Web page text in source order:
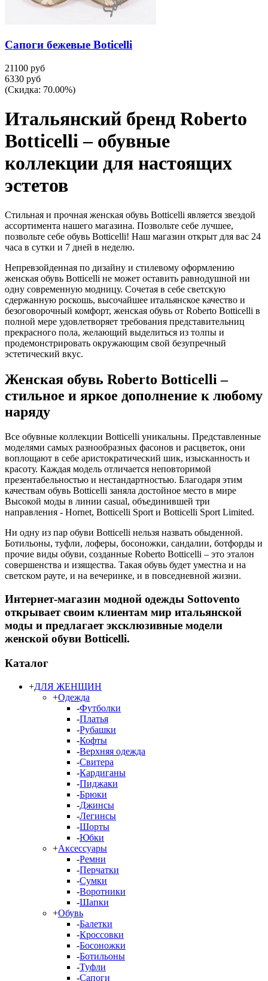
Сапоги бежевые Boticelli
21100 руб
6330 руб
(Скидка: 70.00%)
Итальянский бренд Roberto
Botticelli – обувные
коллекции для настоящих
эстетов
Стильная и прочная женская обувь Botticelli является звездой
ассортимента нашего магазина. Позвольте себе лучшее,
позвольте себе обувь Botticelli! Наш магазин открыт для вас 24
часа в сутки и 7 дней в неделю.
Непревзойденная по дизайну и стилевому оформлению
женская обувь Botticelli не может оставить равнодушной ни
одну современную модницу. Сочетая в себе светскую
сдержанную роскошь, высочайшее итальянское качество и
безоговорочный комфорт, женская обувь от Roberto Botticelli в
полной мере удовлетворяет требования представительниц
прекрасного пола, желающий выделиться из толпы и
продемонстрировать окружающим свой безупречный
эстетический вкус.
Женская обувь Roberto Botticelli –
стильное и яркое дополнение к любому
наряду
Все обувные коллекции Botticelli уникальны. Представленные
моделями самых разнообразных фасонов и расцветок, они
воплощают в себе аристократический шик, изысканность и
красоту. Каждая модель отличается неповторимой
презентабельностью и нестандартностью. Благодаря этим
качествам обувь Botticelli заняла достойное место в мире
Высокой моды в линии casual, объединившей три
направления - Hornet, Botticelli Sport и Botticelli Sport Limited.
Ни одну из пар обуви Botticelli нельзя назвать обыденной.
Ботильоны, туфли, лоферы, босоножки, сандалии, ботфорды и
прочие виды обуви, созданные Roberto Botticelli – это эталон
совершенства и изящества. Такая обувь будет уместна и на
светском рауте, и на вечеринке, и в повседневной жизни.
Интернет-магазин модной одежды Sottovento
открывает своим клиентам мир итальянской
моды и предлагает эксклюзивные модели
женской обуви Botticelli.
Каталог
+ДЛЯ ЖЕНЩИН
+Одежда
-Футболки
-Платья
-Рубашки
-Кофты
-Верхняя одежда
-Свитера
-Кардиганы
-Пиджаки
-Брюки
-Джинсы
-Легинсы
-Шорты
-Юбки
+Аксессуары
-Ремни
-Перчатки
-Сумки
-Воротники
-Шапки
+Обувь
-Балетки
-Кроссовки
-Босоножки
-Ботильоны
-Туфли
-Сапоги